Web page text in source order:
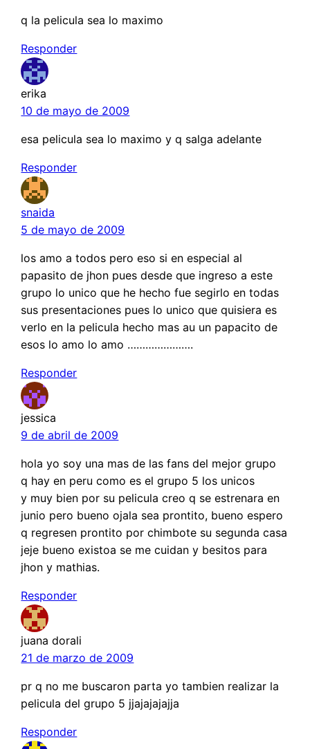
q la pelicula sea lo maximo
Responder
erika
10 de mayo de 2009
esa pelicula sea lo maximo y q salga adelante
Responder
snaida
5 de mayo de 2009
los amo a todos pero eso si en especial al
papasito de jhon pues desde que ingreso a este
grupo lo unico que he hecho fue segirlo en todas
sus presentaciones pues lo unico que quisiera es
verlo en la pelicula hecho mas au un papacito de
esos lo amo lo amo ………………….
Responder
jessica
9 de abril de 2009
hola yo soy una mas de las fans del mejor grupo
q hay en peru como es el grupo 5 los unicos
y muy bien por su pelicula creo q se estrenara en
junio pero bueno ojala sea prontito, bueno espero
q regresen prontito por chimbote su segunda casa
jeje bueno existoa se me cuidan y besitos para
jhon y mathias.
Responder
juana dorali
21 de marzo de 2009
pr q no me buscaron parta yo tambien realizar la
pelicula del grupo 5 jjajajajajja
Responder